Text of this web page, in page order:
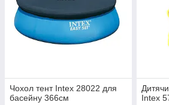
Чохол тент Intex 28022 для
басейну 366см
Intex